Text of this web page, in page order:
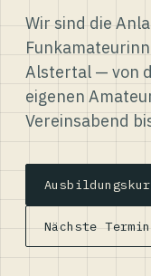
Wir sind die
Alstertal — von
eigenen
Vereinsabend
Nächste